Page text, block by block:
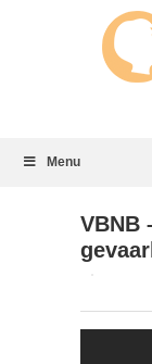
Menu
VBNB